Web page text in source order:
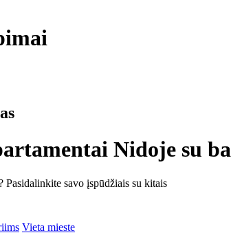
Nidoje su
Pasidalinkite savo įspūdžiais su kitais
Vieta mieste